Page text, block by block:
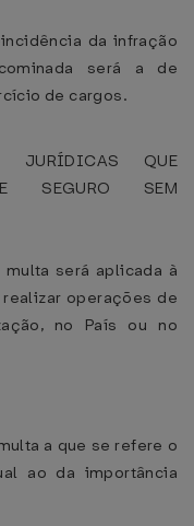
da infração
será a de
de cargos.
JURÍDICAS QUE
SEGURO SEM
será aplicada à
operações de
no País ou no
a que se refere o
ao da importância